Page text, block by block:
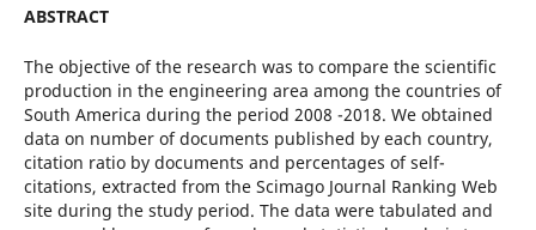
ABSTRACT
The objective of the research was to compare the scientific
production in the engineering area among the countries of
South America during the period 2008 -2018. We obtained
data on number of documents published by each country,
citation ratio by documents and percentages of self-
citations, extracted from the Scimago Journal Ranking Web
site during the study period. The data were tabulated and